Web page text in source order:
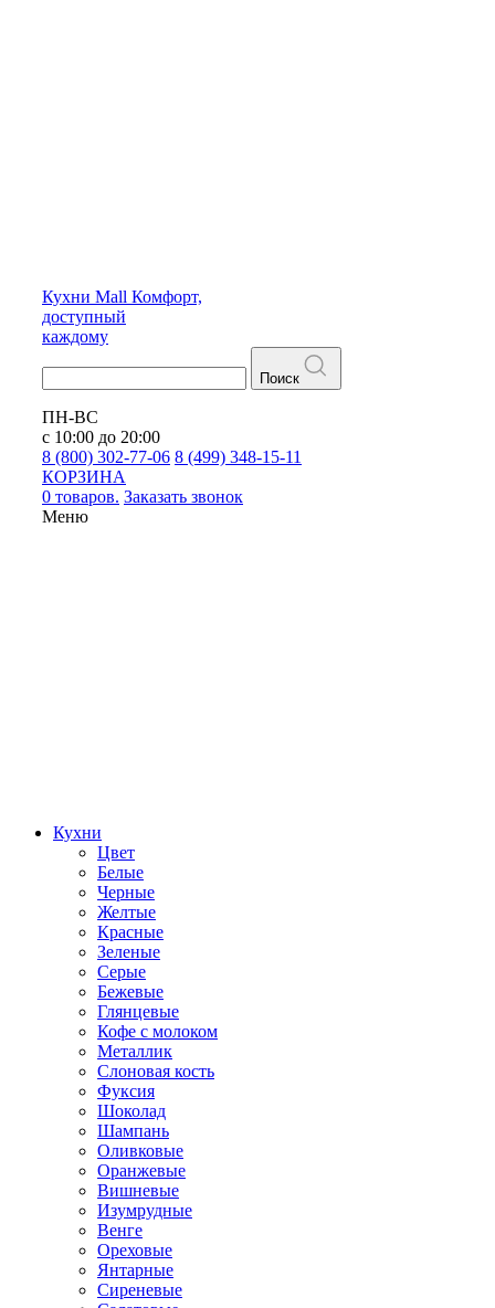
Кухни Mall Комфорт,
доступный
каждому
Поиск
ПН-ВС
с 10:00 до 20:00
8 (800) 302-77-06 8 (499) 348-15-11
КОРЗИНА
0 товаров. Заказать звонок
Меню
Кухни
Цвет
Белые
Черные
Желтые
Красные
Зеленые
Серые
Бежевые
Глянцевые
Кофе с молоком
Металлик
Слоновая кость
Фуксия
Шоколад
Шампань
Оливковые
Оранжевые
Вишневые
Изумрудные
Венге
Ореховые
Янтарные
Сиреневые